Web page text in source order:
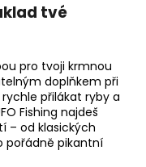
tvé
pro tvoji krmnou
doplňkem při
přilákat ryby a
Fishing najdeš
– od klasických
pořádně pikantní